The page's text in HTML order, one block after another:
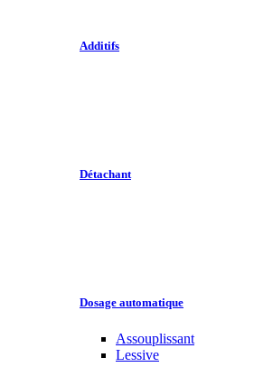
Additifs
Détachant
Dosage automatique
Assouplissant
Lessive